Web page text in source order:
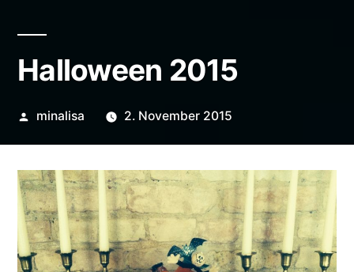
Halloween 2015
Veröffentlicht
minalisa 2. November 2015